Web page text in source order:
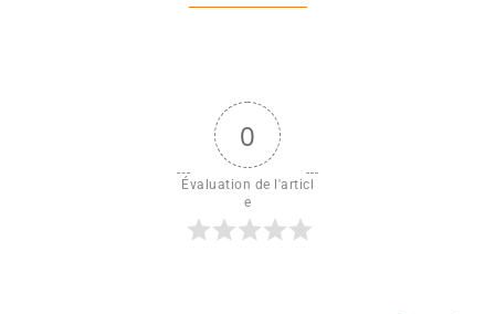
0
Évaluation de l'articl
e